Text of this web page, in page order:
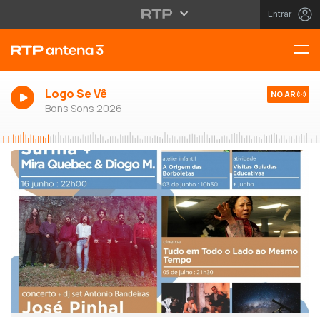
Entrar
Logo Se Vê
Bons Sons 2026
NO AR